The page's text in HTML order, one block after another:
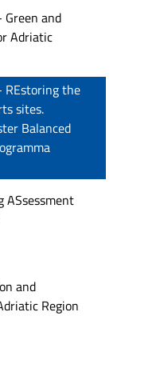
Green and
Adriatic
REstoring the
sites.
Balanced
ASsessment
and
Region